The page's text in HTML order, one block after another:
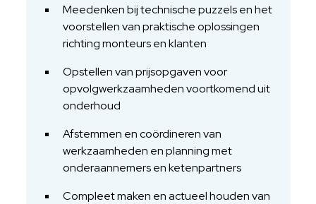
Meedenken bij technische puzzels en het
voorstellen van praktische oplossingen
richting monteurs en klanten
Opstellen van prijsopgaven voor
opvolgwerkzaamheden voortkomend uit
onderhoud
Afstemmen en coördineren van
werkzaamheden en planning met
onderaannemers en ketenpartners
Compleet maken en actueel houden van